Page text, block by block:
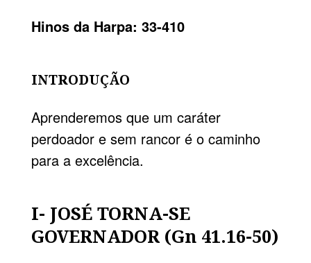
Hinos da Harpa: 33-410
INTRODUÇÃO
Aprenderemos que um caráter
perdoador e sem rancor é o cami­nho
para a excelência.
I- JOSÉ TORNA-SE
GOVERNADOR (Gn 41.16-50)